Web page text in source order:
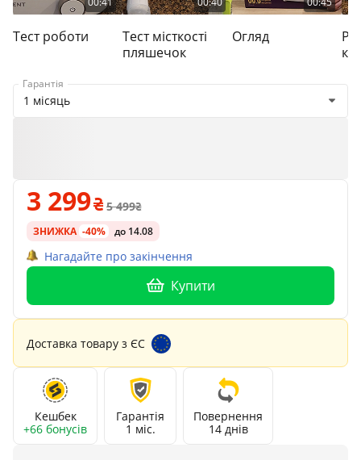
Тест роботи
Тест місткості
пляшечок
Огляд
Гарантія
1 місяць
3 299 5 499
ЗНИЖКА -40% до 14.08
Нагадайте про закінчення
Купити
Доставка товару з ЄС
Кешбек
+66 бонусів
Гарантія
1 міс.
Повернення
14 днів